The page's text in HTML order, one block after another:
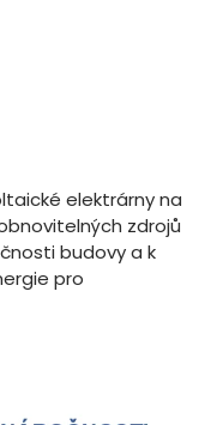
elektrárny na
zdrojů
budovy a k
pro